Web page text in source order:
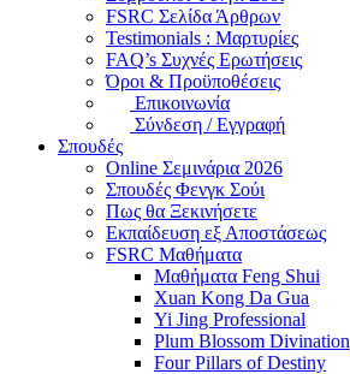
FSRC Σελίδα Άρθρων
Testimonials : Μαρτυρίες
FAQ’s Συχνές Ερωτήσεις
Όροι & Προϋποθέσεις
Επικοινωνία
Σύνδεση / Εγγραφή
Σπουδές
Online Σεμινάρια 2026
Σπουδές Φενγκ Σούι
Πως θα Ξεκινήσετε
Εκπαίδευση εξ Αποστάσεως
FSRC Μαθήματα
Μαθήματα Feng Shui
Xuan Kong Da Gua
Yi Jing Professional
Plum Blossom Divination
Four Pillars of Destiny